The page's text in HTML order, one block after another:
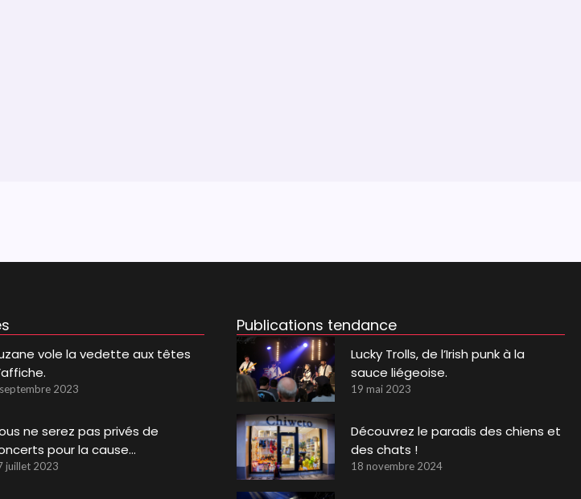
vole la vedette aux têtes
2023
ne serez pas privés de
pour la cause…
juillet 2023
Publications tendance
Lucky Trolls, de l’Irish punk à la
sauce liégeoise.
19 mai 2023
Découvrez le paradis des chiens et
des chats !
18 novembre 2024